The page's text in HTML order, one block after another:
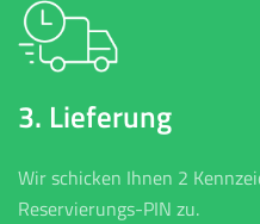
3. Lieferung
Wir schicken Ihnen 2
Reservierungs-PIN zu.